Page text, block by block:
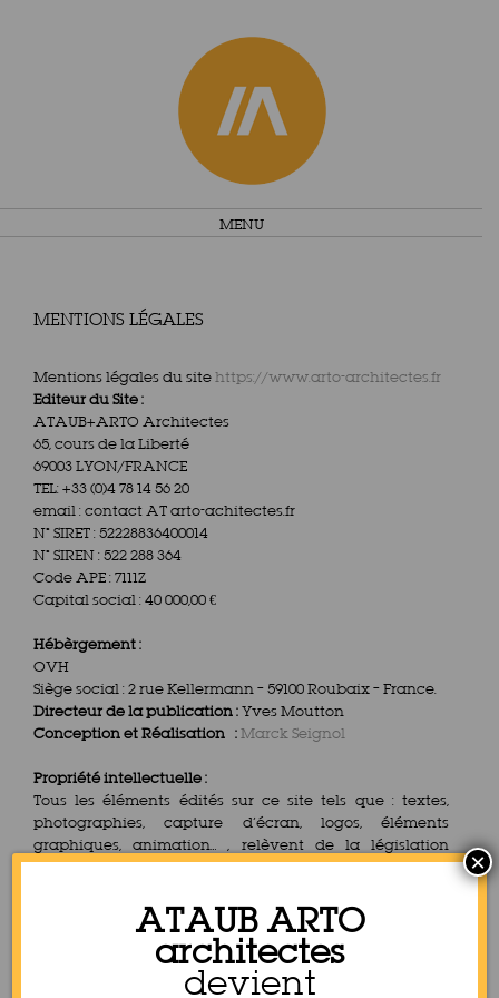
to
MENU
MENTIONS LÉGALES
Mentions légales du sitehttps://www.arto-architectes.fr
Editeur du Site :
ATAUB+ARTO Architectes
65, cours de la Liberté
69003 LYON/FRANCE
TEL: +33 (0)4 78 14 56 20
email : contact AT arto-achitectes.fr
N° SIRET : 52228836400014
N° SIREN : 522 288 364
Code APE : 7111Z
Capital social : 40 000,00 €
Hébèrgement :
OVH
Siège social : 2 rue Kellermann – 59100 Roubaix – France.
Directeur de la publication :Yves Moutton
Conception et Réalisation :Marck Seignol
Propriété intellectuelle :
Tous les éléments édités sur ce site tels que : textes,
photographies, capture d’écran, logos, éléments
graphiques, animation… , relèvent de la législation
française et internationale sur la Propriété Intellectuelle.
de ces éléments sur un support électronique est
interdite sans le consentement de l’éditeur du site ARTO
Architectes : contacter le webmaster.
Toute reproduction sur support papier est autorisée sous
ATAUB ARTO
architectes
devient
×